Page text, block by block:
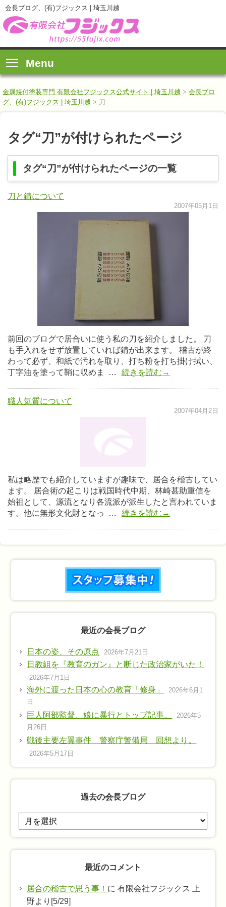
会長ブログ、(有)フジックス | 埼玉川越
Menu
金属焼付塗装専門 有限会社フジックス公式サイト | 埼玉川越 > 会長ブロ
グ、(有)フジックス | 埼玉川越 > 刀
タグ“刀”が付けられたページ
タグ“刀”が付けられたページの一覧
刀と錆について
2007年05月1日
前回のブログで居合いに使う私の刀を紹介しました。 刀
も手入れをせず放置していれば錆が出来ます。 稽古が終
わって必ず、和紙で汚れを取り、打ち粉を打ち掛け拭い、
丁字油を塗って鞘に収めま …
続きを読む→
職人気質について
2007年04月2日
私は略歴でも紹介していますが趣味で、居合を稽古してい
ます。 居合術の起こりは戦国時代中期、林崎甚助重信を
始祖として、源流となり各流派が派生したと言われていま
す。他に無形文化財となっ …
続きを読む→
最近の会長ブログ
日本の姿、その原点 2026年7月21日
日教組を『教育のガン』と断じた政治家がいた！
2026年7月1日
海外に渡った日本の心の教育「修身」 2026年6月1
日
巨人阿部監督、娘に暴行とトップ記事。
2026年5
月26日
戦後主要左翼事件 警察庁警備局 回想より。
2026年5月17日
過去の会長ブログ
去
最近のコメント
居合の稽古で思う事！ に 有限会社フジックス 上
野より[5/29]